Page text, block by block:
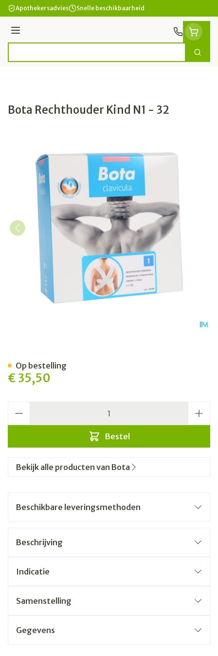
Ga naar de inhoud
Apothekersadvies Snelle beschikbaarheid
Menu
Zoek
Bota Rechthouder Kind N1 - 32
€ 35,50
Bestel
Op bestelling
Bekijk alle producten van Bota
Beschikbare leveringsmethoden
Beschrijving
Indicatie
Samenstelling
Gegevens